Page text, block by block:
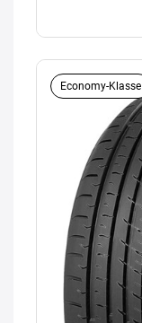
Economy-Klasse